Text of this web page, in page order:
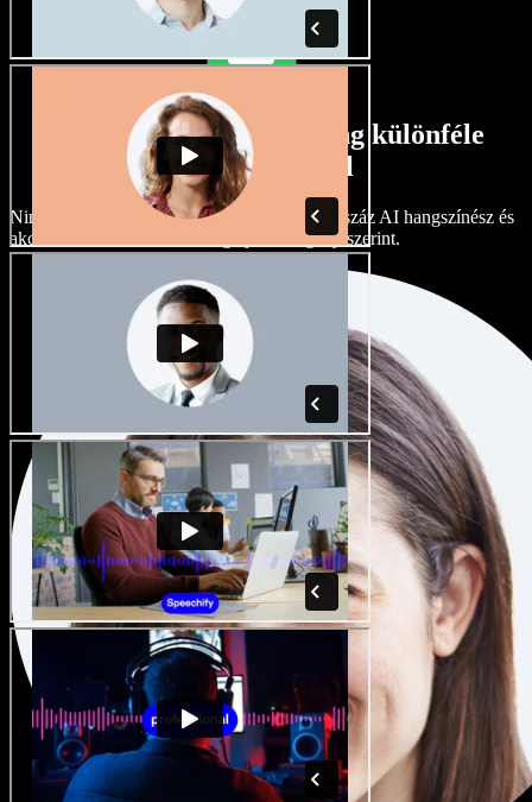
Rengeteg férfi és női hang különféle
akcentusokkal
Nincs két egyforma projekt. Válasszon több száz AI hangszínész és
akcentus közül, és finomhangolja őket igény szerint.